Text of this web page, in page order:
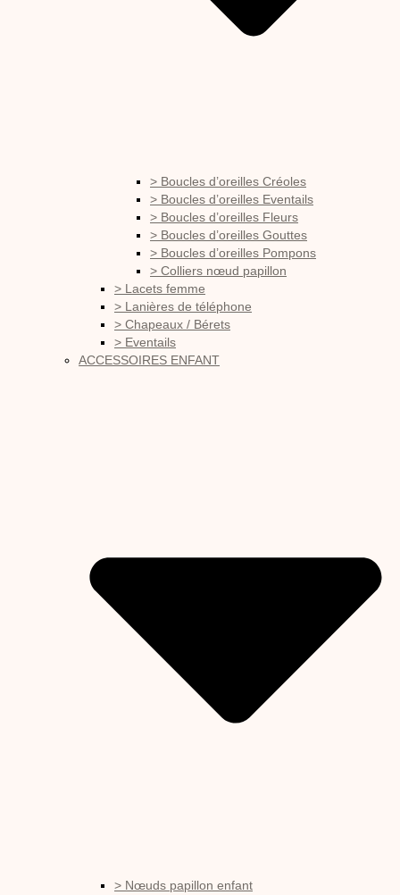
> Boucles d’oreilles Créoles
> Boucles d’oreilles Eventails
> Boucles d’oreilles Fleurs
> Boucles d’oreilles Gouttes
> Boucles d’oreilles Pompons
> Colliers nœud papillon
> Lacets femme
> Lanières de téléphone
> Chapeaux / Bérets
> Eventails
ACCESSOIRES ENFANT
> Nœuds papillon enfant